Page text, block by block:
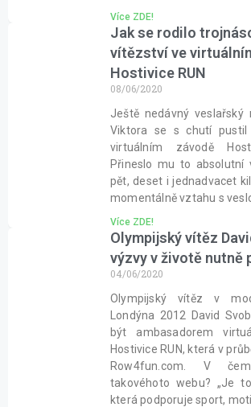
Více ZDE!
Jak se rodilo
vítězství ve
Hostivice RUN
08/06/2020
Ještě nedávný veslařský
Viktora se s chutí
virtuálním závodě
Přineslo mu to absolutní
pět, deset i jednadvacet
momentálně vztahu s
Více ZDE!
Olympijský vítěz
výzvy v životě nutně
04/06/2020
Olympijský vítěz v
Londýna 2012 David
být ambasadorem
Hostivice RUN, která v
Row4fun.com. V
takovéhoto webu? „Je
která podporuje sport,